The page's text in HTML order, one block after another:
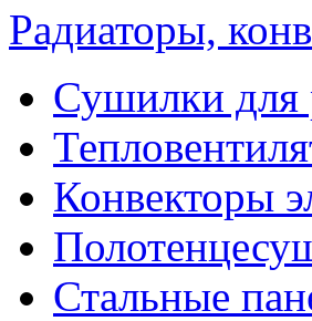
Радиаторы,
Сушилки для
Конвекторы
Стальные